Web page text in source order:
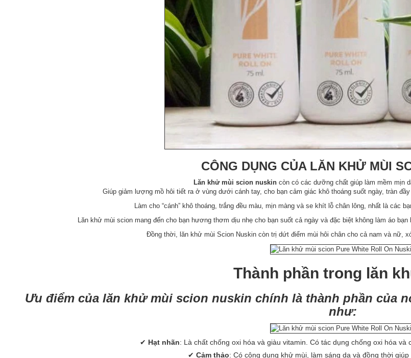
CÔNG DỤNG CỦA LĂN KHỬ MÙI
Lăn khử mùi scion nuskincòn có các dưỡng chất giúp làm mềm mịn
Giúp giảm lượng mồ hôi tiết ra ở vùng dưới cánh tay, cho bạn cảm giác khô thoáng suốt ngày, tràn
Làm cho “cánh” khô thoáng, trắng đều màu, mịn màng và se khít lỗ chân lông, nhất là các
Lăn khử mùi scion mang đến cho bạn hương thơm dịu nhẹ cho bạn suốt cả ngày và đặc biệt không làm áo
Đồng thời, lăn khử mùi Scion Nuskin còn trị dứt điểm mùi hôi chân cho cả nam và nữ,
Thành phần trong lăn
Ưu điểm của lăn khử mùi scion nuskin chính là thành phần của
như:
✔ Hạt nhãn: Là chất chống oxi hóa và giàu vitamin. Có tác dụng chống oxi hóa
✔ Cảm thảo: Có công dụng khử mùi, làm sáng da và đồng thời